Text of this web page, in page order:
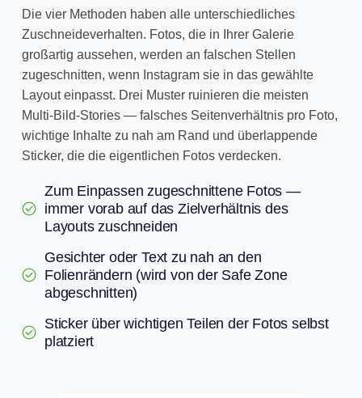
Die vier Methoden haben alle unterschiedliches
Zuschneideverhalten. Fotos, die in Ihrer Galerie
großartig aussehen, werden an falschen Stellen
zugeschnitten, wenn Instagram sie in das gewählte
Layout einpasst. Drei Muster ruinieren die meisten
Multi-Bild-Stories — falsches Seitenverhältnis pro Foto,
wichtige Inhalte zu nah am Rand und überlappende
Sticker, die die eigentlichen Fotos verdecken.
Zum Einpassen zugeschnittene Fotos —
immer vorab auf das Zielverhältnis des
Layouts zuschneiden
Gesichter oder Text zu nah an den
Folienrändern (wird von der Safe Zone
abgeschnitten)
Sticker über wichtigen Teilen der Fotos selbst
platziert